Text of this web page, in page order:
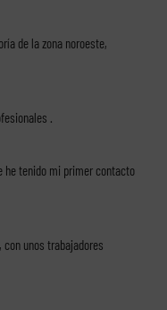
de la zona noroeste,
.
he tenido mi primer contacto
con unos trabajadores